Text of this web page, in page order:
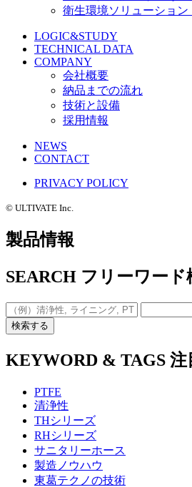
衛生環境ソリューション
LOGIC&STUDY
TECHNICAL DATA
COMPANY
会社概要
納品までの流れ
技術と設備
採用情報
NEWS
CONTACT
PRIVACY POLICY
©️ ULTIVATE Inc.
製品情報
SEARCH フリーワード
検索する
KEYWORD & TAGS 注
PTFE
清浄性
THシリーズ
RHシリーズ
サニタリーホース
製造ノウハウ
東葛テクノの技術